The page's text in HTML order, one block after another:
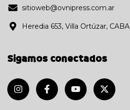
sitioweb@ovnipress.com.ar
Heredia 653, Villa Ortúzar, CABA
Sigamos conectados